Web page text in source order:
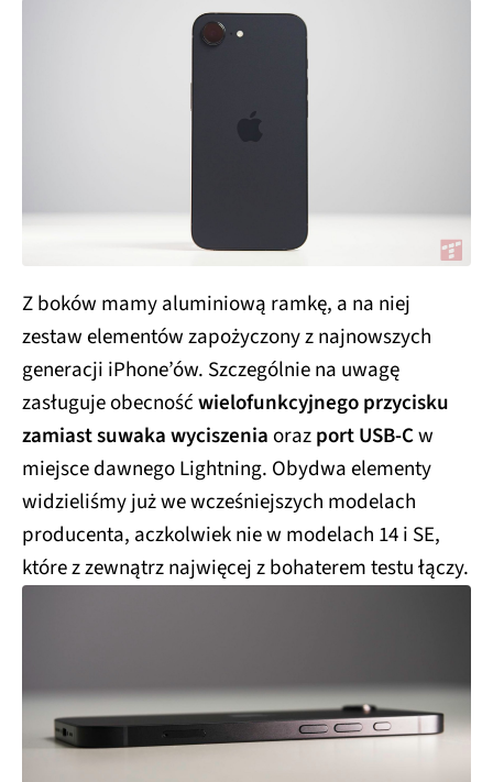
Z boków mamy aluminiową ramkę, a na niej
zestaw elementów zapożyczony z najnowszych
generacji iPhone’ów. Szczególnie na uwagę
zasługuje obecnośćwielofunkcyjnego przycisku
zamiast suwaka wyciszeniaorazport USB-Cw
miejsce dawnego Lightning. Obydwa elementy
widzieliśmy już we wcześniejszych modelach
producenta, aczkolwiek nie w modelach 14 i SE,
które z zewnątrz najwięcej z bohaterem testu łączy.